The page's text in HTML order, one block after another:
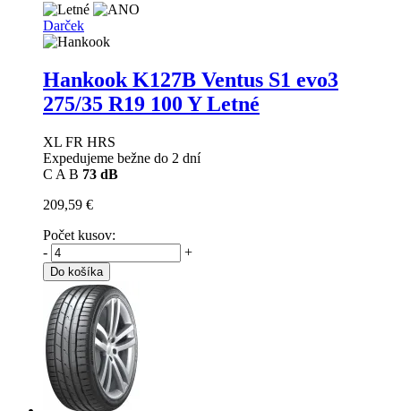
Darček
Hankook K127B Ventus S1 evo3
275/35 R19 100 Y Letné
XL FR HRS
Expedujeme bežne do 2 dní
C A B 73 dB
209,59 €
Počet kusov:
-
+
Do košíka